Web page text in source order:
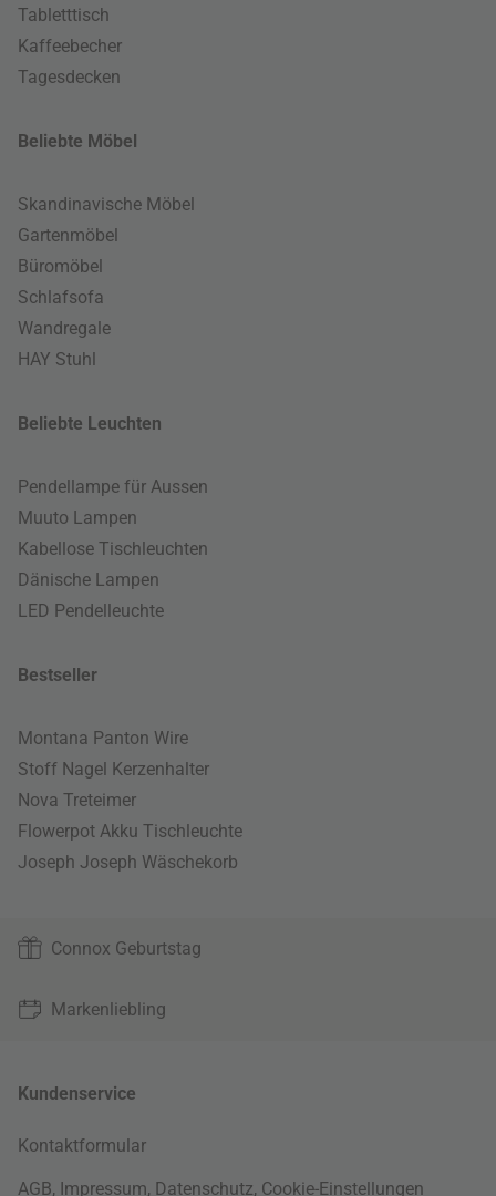
Tabletttisch
Kaffeebecher
Tagesdecken
Beliebte Möbel
Skandinavische Möbel
Gartenmöbel
Büromöbel
Schlafsofa
Wandregale
HAY Stuhl
Beliebte Leuchten
Pendellampe für Aussen
Muuto Lampen
Kabellose Tischleuchten
Dänische Lampen
LED Pendelleuchte
Bestseller
Montana Panton Wire
Stoff Nagel Kerzenhalter
Nova Treteimer
Flowerpot Akku Tischleuchte
Joseph Joseph Wäschekorb
Connox Geburtstag
Markenliebling
Kundenservice
Kontaktformular
AGB, Impressum, Datenschutz, Cookie-Einstellungen